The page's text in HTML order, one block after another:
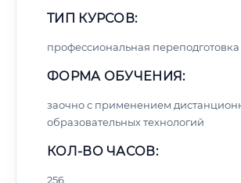
ТИП КУРСОВ:
профессиональная переподготовка
ФОРМА ОБУЧЕНИЯ:
заочно с применением
образовательных технологий
КОЛ-ВО ЧАСОВ:
256